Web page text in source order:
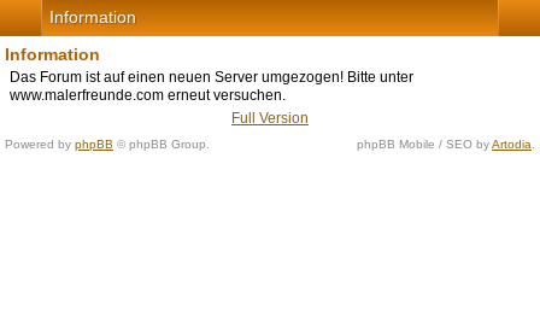
Information
Information
Das Forum ist auf einen neuen Server umgezogen! Bitte unter
www.malerfreunde.com erneut versuchen.
Full Version
Powered by phpBB © phpBB Group. phpBB Mobile / SEO byArtodia